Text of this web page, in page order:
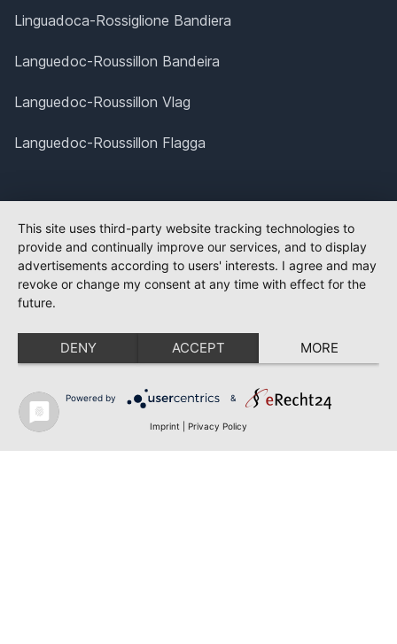
Linguadoca-Rossiglione Bandiera
Languedoc-Roussillon Bandeira
Languedoc-Roussillon Vlag
Languedoc-Roussillon Flagga
This site uses third-party website tracking technologies to
provide and continually improve our services, and to display
advertisements according to users' interests. I agree and may
revoke or change my consent at any time with effect for the
future.
DENY ACCEPT MORE
Powered by &
Imprint Privacy Policy